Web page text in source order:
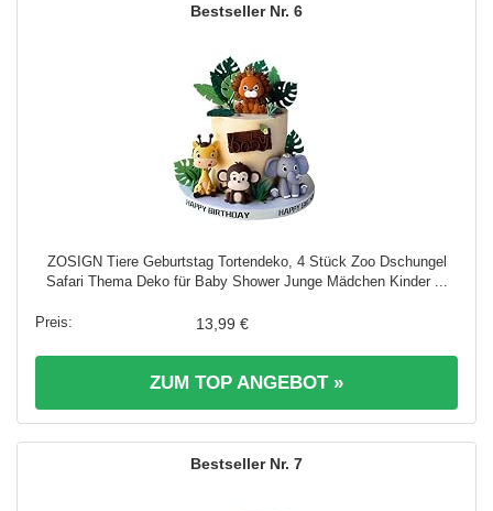
6
ZOSIGN Tiere Geburtstag Tortendeko, 4 Stück Zoo Dschungel
Safari Thema Deko für Baby Shower Junge Mädchen Kinder ...
13,99 €
ZUM TOP ANGEBOT »
7